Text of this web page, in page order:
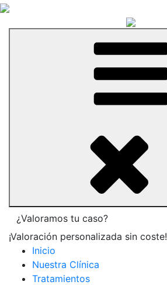
¿Valoramos tu caso?
¡Valoración personalizada sin coste!
Inicio
Nuestra Clínica
Tratamientos